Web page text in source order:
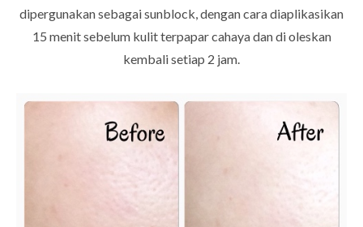
dipergunakan sebagai sunblock, dengan cara diaplikasikan
15 menit sebelum kulit terpapar cahaya dan di oleskan
kembali setiap 2 jam.